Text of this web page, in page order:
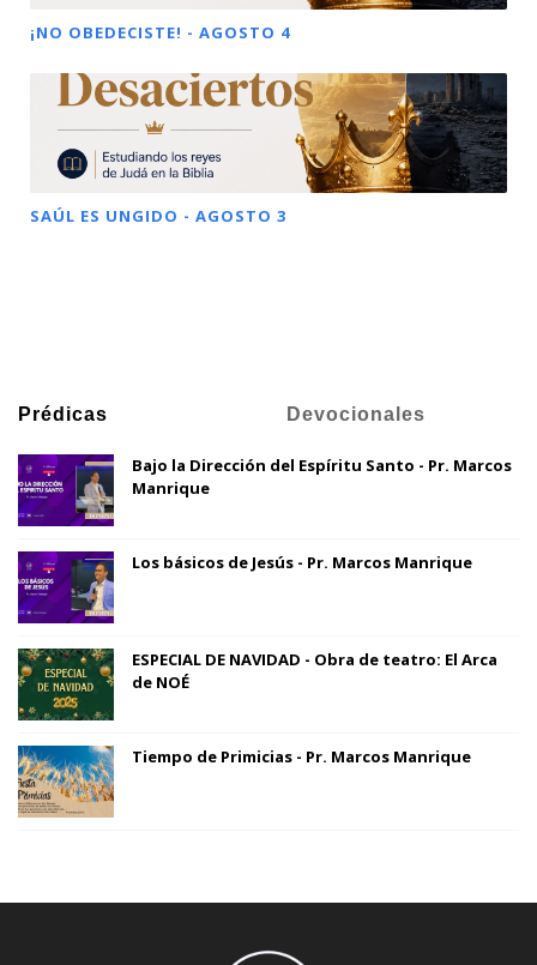
¡NO OBEDECISTE! - AGOSTO 4
SAÚL ES UNGIDO - AGOSTO 3
Prédicas Devocionales
Bajo la Dirección del Espíritu Santo - Pr. Marcos
Manrique
Los básicos de Jesús - Pr. Marcos Manrique
ESPECIAL DE NAVIDAD - Obra de teatro: El Arca
de NOÉ
Tiempo de Primicias - Pr. Marcos Manrique